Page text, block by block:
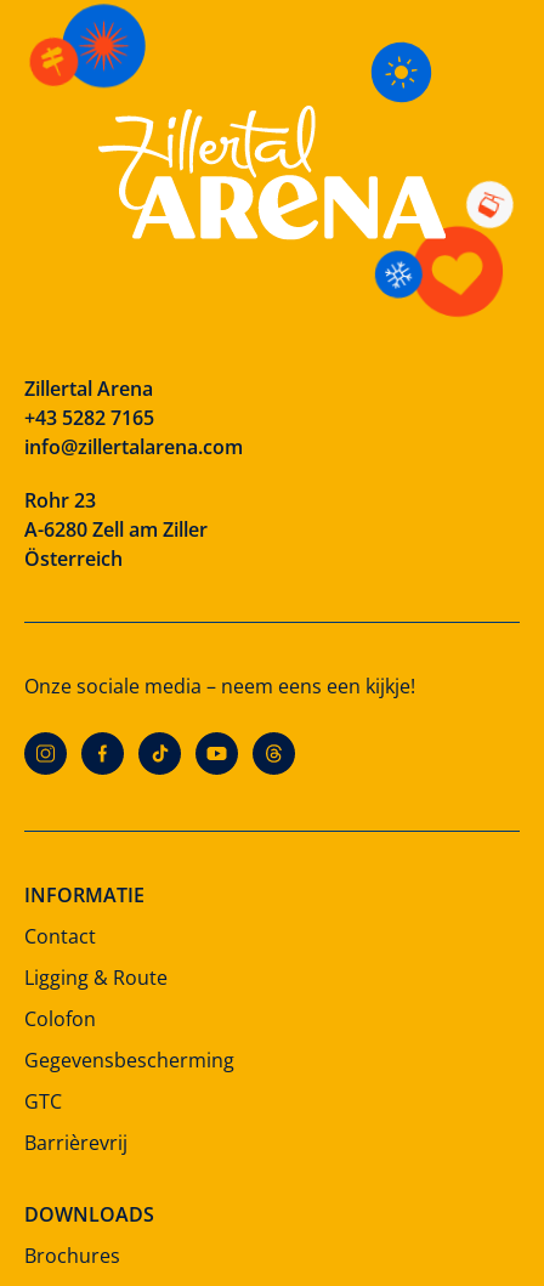
Zillertal Arena
+43 5282 7165
info@zillertalarena.com
Rohr 23
A-6280 Zell am Ziller
Österreich
Onze sociale media – neem eens een kijkje!
INFORMATIE
Contact
Ligging & Route
Colofon
Gegevensbescherming
GTC
Barrièrevrij
DOWNLOADS
Brochures